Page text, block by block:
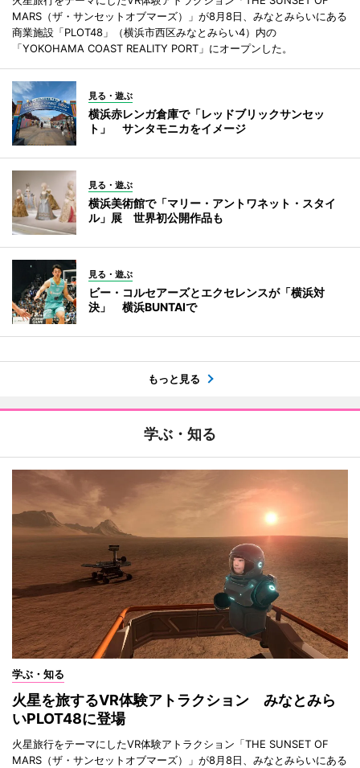
MARS（ザ・サンセットオブマーズ）」が8月8日、みなとみらいにある
商業施設「PLOT48」（横浜市西区みなとみらい4）内の
「YOKOHAMA COAST REALITY PORT」にオープンした。
見る・遊ぶ
横浜赤レンガ倉庫で「レッドブリックサンセッ
ト」 サンタモニカをイメージ
見る・遊ぶ
横浜美術館で「マリー・アントワネット・スタイ
ル」展 世界初公開作品も
見る・遊ぶ
ビー・コルセアーズとエクセレンスが「横浜対
決」 横浜BUNTAIで
もっと見る
学ぶ・知る
学ぶ・知る
火星を旅するVR体験アトラクション みなとみら
いPLOT48に登場
火星旅行をテーマにしたVR体験アトラクション「THE SUNSET OF
MARS（ザ・サンセットオブマーズ）」が8月8日、みなとみらいにある